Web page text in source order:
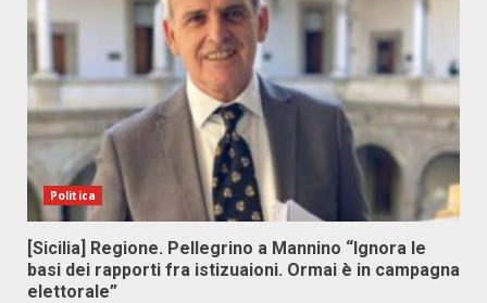
Politica
[Sicilia] Regione. Pellegrino a Mannino “Ignora le
basi dei rapporti fra istizuaioni. Ormai è in campagna
elettorale”